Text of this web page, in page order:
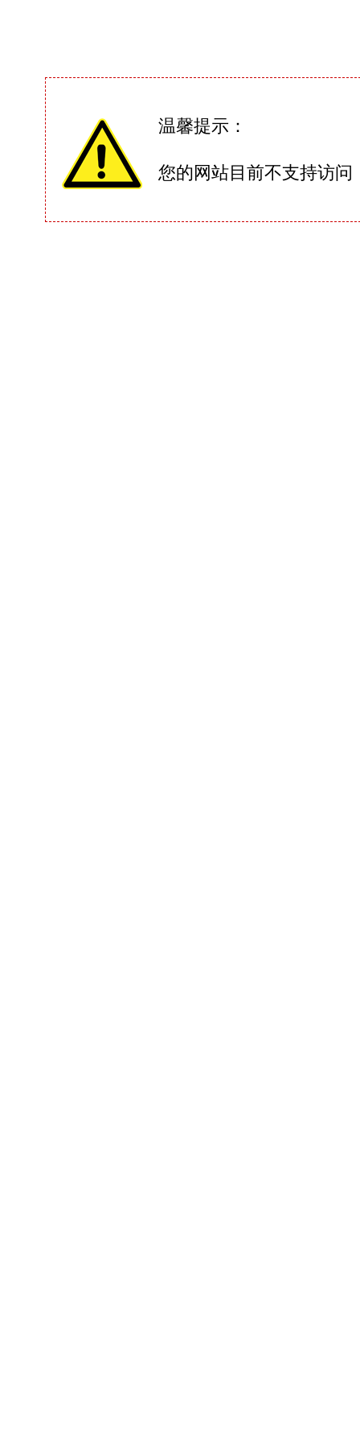
温馨提示：
您的网站目前不支持访